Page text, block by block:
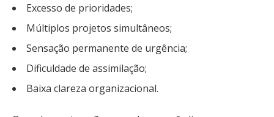
Excesso de prioridades;
Múltiplos projetos simultâneos;
Sensação permanente de urgência;
Dificuldade de assimilação;
Baixa clareza organizacional.